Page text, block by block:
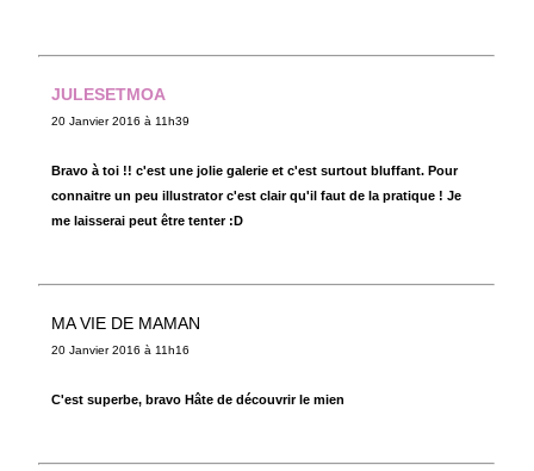
JULESETMOA
20 Janvier 2016 à 11h39
Bravo à toi !! c'est une jolie galerie et c'est surtout bluffant. Pour
connaitre un peu illustrator c'est clair qu'il faut de la pratique ! Je
me laisserai peut être tenter :D
MA VIE DE MAMAN
20 Janvier 2016 à 11h16
C'est superbe, bravo Hâte de découvrir le mien